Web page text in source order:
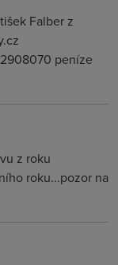
Falber z
peníze
z roku
roku...pozor na